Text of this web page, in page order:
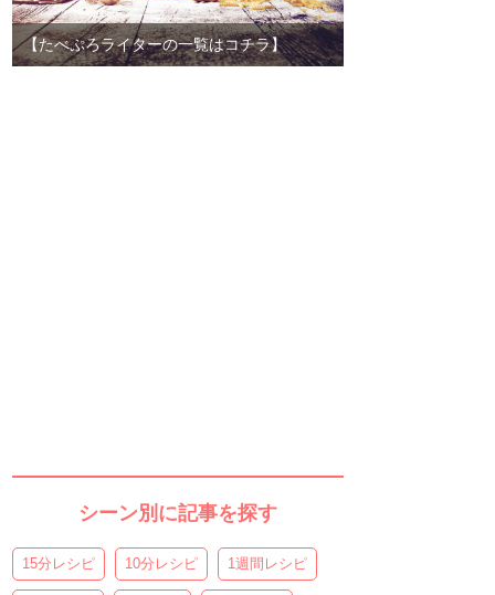
【たべぷろライターの一覧はコチラ】
シーン別に記事を探す
15分レシピ 10分レシピ 1週間レシピ